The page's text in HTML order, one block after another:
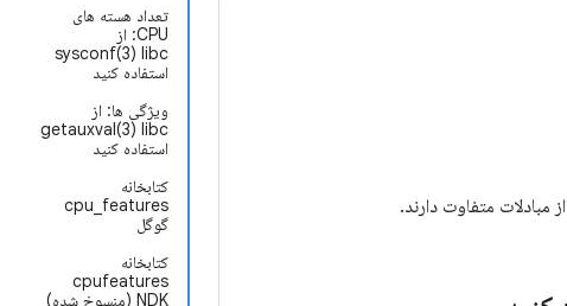
تعداد هسته های
CPU: از
sysconf(3) libc
استفاده کنید
ویژگی ها: از
getauxval(3) libc
استفاده کنید
کتابخانه
cpu_features
گوگل
کتابخانه
cpufeatures
NDK (منسوخ شده)